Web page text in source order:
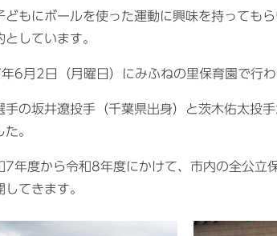
どもにボールを使った運動に興味を持っても
しています。
6月2日（月曜日）にみふねの里保育園で行わ
手の坂井遼投手（千葉県出身）と茨木佑太投
。
7年度から令和8年度にかけて、市内の全公立
てきます。